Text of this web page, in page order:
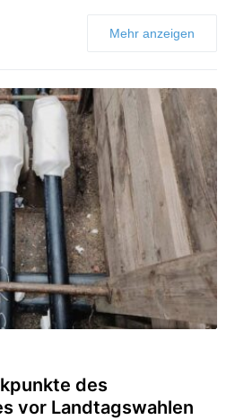
Mehr anzeigen
des
vor Landtagswahlen